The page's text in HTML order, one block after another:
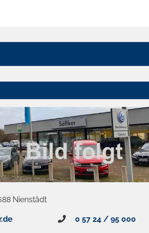
Nienstädt
0 57 24 / 95 000